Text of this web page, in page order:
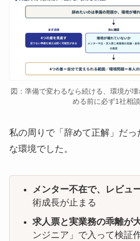
図：準備で変わるなら続ける、環境が
める前に必ず1社相談
私の周りで「辞めて正解」だっ
な環境でした。
メンター不在で、レビュ
術成長が止まる
求人票と実業務の乖離が
ンジニア」で入って検証